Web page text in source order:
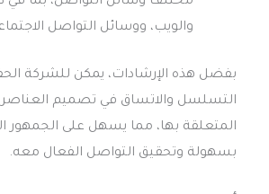
والويب، ووسائل التواصل
بفضل هذه الإرشادات، يمكن للشركة
التسلسل والاتساق في تصميم العناصر
المتعلقة بها، مما يسهل على الجمهور
بسهولة وتحقيق التواصل الفعال معه.